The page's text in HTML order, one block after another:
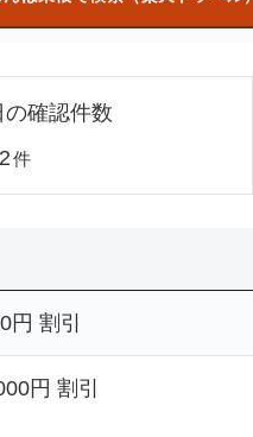
確認件数
2件
割引
円 割引